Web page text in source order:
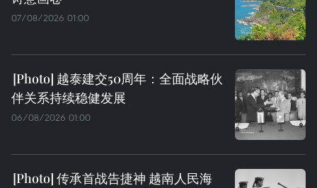
07/08/2026 01:00
越泰建交50周年：全面战略伙
伴关系持续稳健发展
06/08/2026 01:00
传承首战告捷神 越南人民海